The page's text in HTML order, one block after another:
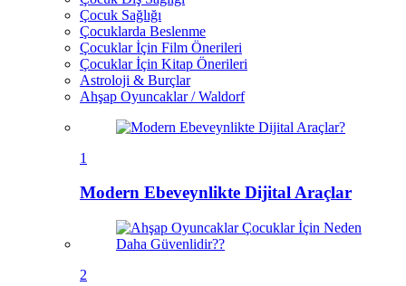
Çocuk Sağlığı
Çocuklarda Beslenme
Çocuklar İçin Film Önerileri
Çocuklar İçin Kitap Önerileri
Astroloji & Burçlar
Ahşap Oyuncaklar / Waldorf
1
Modern Ebeveynlikte Dijital Araçlar
2